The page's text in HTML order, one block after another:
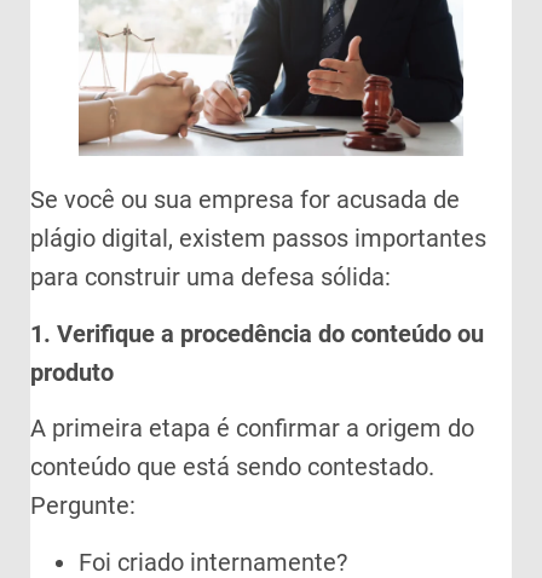
Se você ou sua empresa for acusada de
plágio digital, existem passos importantes
para construir uma defesa sólida:
1. Verifique a procedência do conteúdo ou
produto
A primeira etapa é confirmar a origem do
conteúdo que está sendo contestado.
Pergunte:
Foi criado internamente?